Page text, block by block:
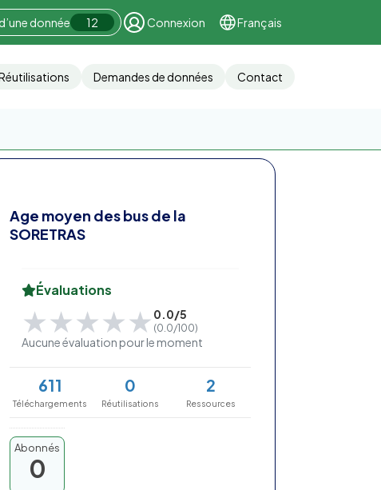
donnée 12 Connexion Français
Demandes de données Contact
Age moyen des bus de la
SORETRAS
Évaluations
★★★★★
★★★★★ 0.0/5
(0.0/100)
Aucune évaluation pour le moment
611
Téléchargements
0
Réutilisations
2
Ressources
Abonnés
0